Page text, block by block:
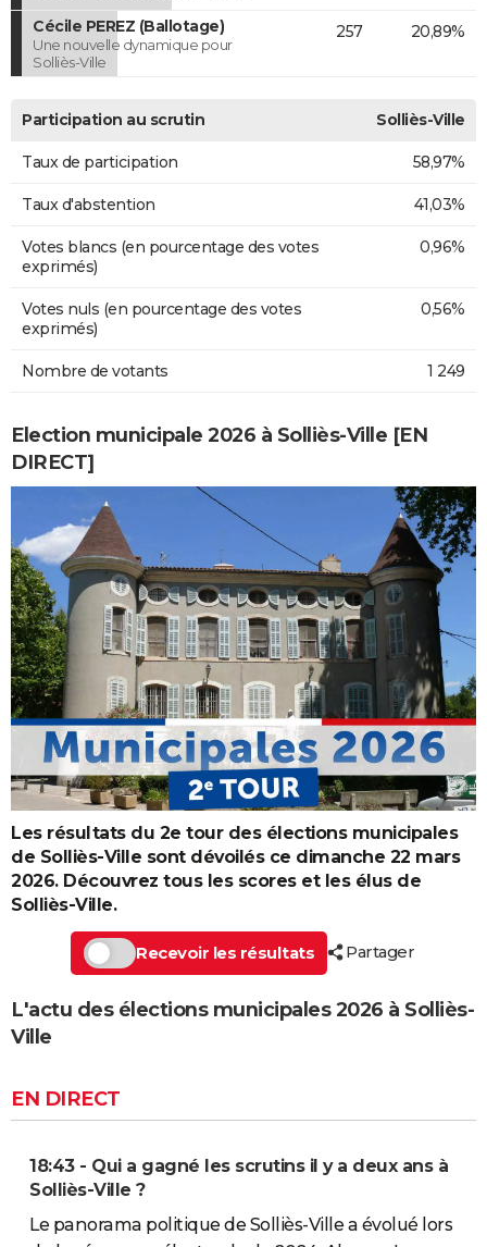
Cécile PEREZ (Ballotage)
Une nouvelle dynamique pour
Solliès-Ville
257 20,89%
Participation au scrutin Solliès-Ville
Taux de participation 58,97%
Taux d'abstention 41,03%
Votes blancs (en pourcentage des votes
exprimés)
0,96%
Votes nuls (en pourcentage des votes
exprimés)
0,56%
Nombre de votants 1 249
Election municipale 2026 à Solliès-Ville [EN
DIRECT]
Les résultats du 2e tour des élections municipales
de Solliès-Ville sont dévoilés ce dimanche 22 mars
2026. Découvrez tous les scores et les élus de
Solliès-Ville.
Recevoir les résultats Partager
L'actu des élections municipales 2026 à Solliès-
Ville
EN DIRECT
18:43 - Qui a gagné les scrutins il y a deux ans à
Solliès-Ville ?
Le panorama politique de Solliès-Ville a évolué lors